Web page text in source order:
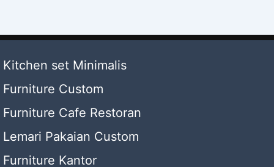
Kitchen set Minimalis
Furniture Custom
Furniture Cafe Restoran
Lemari Pakaian Custom
Furniture Kantor